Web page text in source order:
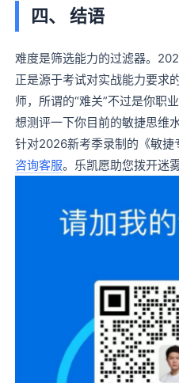
四、 结语
难度是筛选能力的过滤器。
正是源于考试对实战能力要求
师，所谓的“难关”不过是你职
想测评一下你目前的敏捷思维
针对2026新考季录制的《敏
咨询客服。乐凯愿助您拨开迷